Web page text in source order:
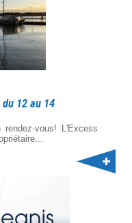
du 12 au 14
rendez-vous! L'Excess